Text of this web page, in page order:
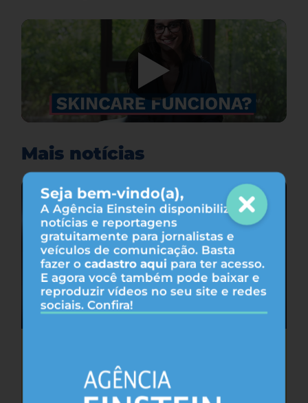
Seja bem-vindo(a),
A Agência Einstein disponibiliza
notícias e reportagens
gratuitamente para jornalistas e
veículos de comunicação. Basta
fazer o cadastro aqui para ter acesso.
E agora você também pode baixar e
reproduzir vídeos no seu site e redes
sociais. Confira!
Mais notícias
privação do sono, sugere estudo